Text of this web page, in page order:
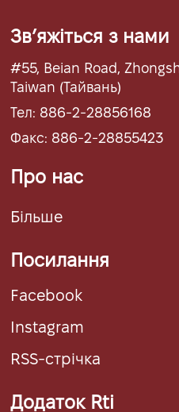
Звʼяжіться з нами
#55, Beian Road,
Taiwan (Тайвань)
Тел: 886-2-28856168
Факс: 886-2-28855423
Про нас
Більше
Посилання
Facebook
Instagram
RSS-стрічка
Додаток Rti